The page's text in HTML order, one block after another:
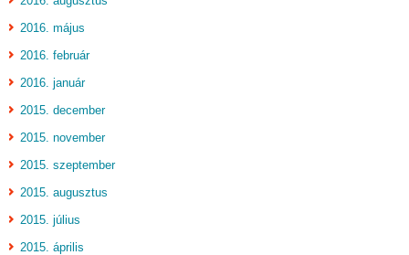
2016. május
2016. február
2016. január
2015. december
2015. november
2015. szeptember
2015. augusztus
2015. július
2015. április